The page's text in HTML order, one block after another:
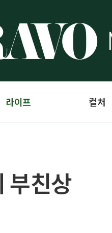
라이프 컬처
부친상